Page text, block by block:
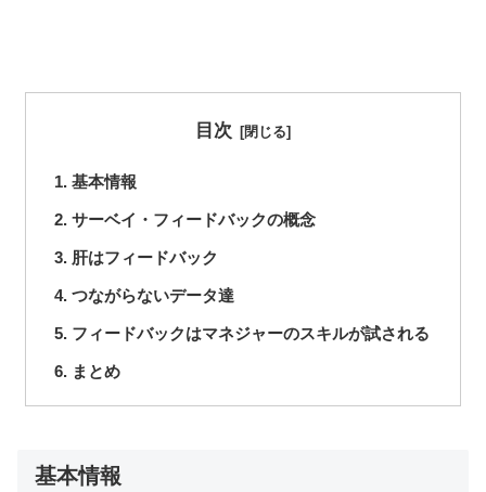
目次
基本情報
サーベイ・フィードバックの概念
肝はフィードバック
つながらないデータ達
フィードバックはマネジャーのスキルが試される
まとめ
基本情報